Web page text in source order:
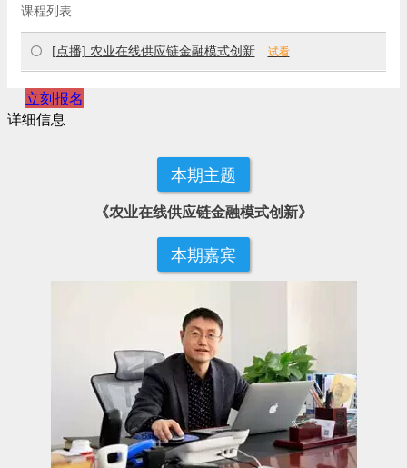
课程列表
[点播] 农业在线供应链金融模式创新 试看
立刻报名
详细信息
本期主题
《农业在线供应链金融模式创新》
本期嘉宾